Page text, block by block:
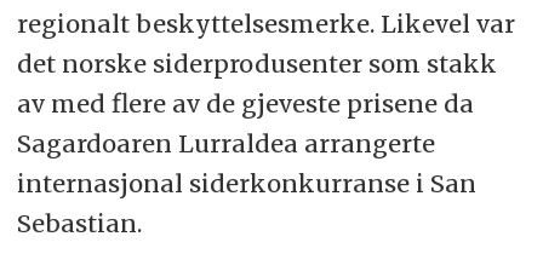
regionalt beskyttelsesmerke. Likevel var
det norske siderprodusenter som stakk
av med flere av de gjeveste prisene da
Sagardoaren Lurraldea arrangerte
internasjonal siderkonkurranse i San
Sebastian.